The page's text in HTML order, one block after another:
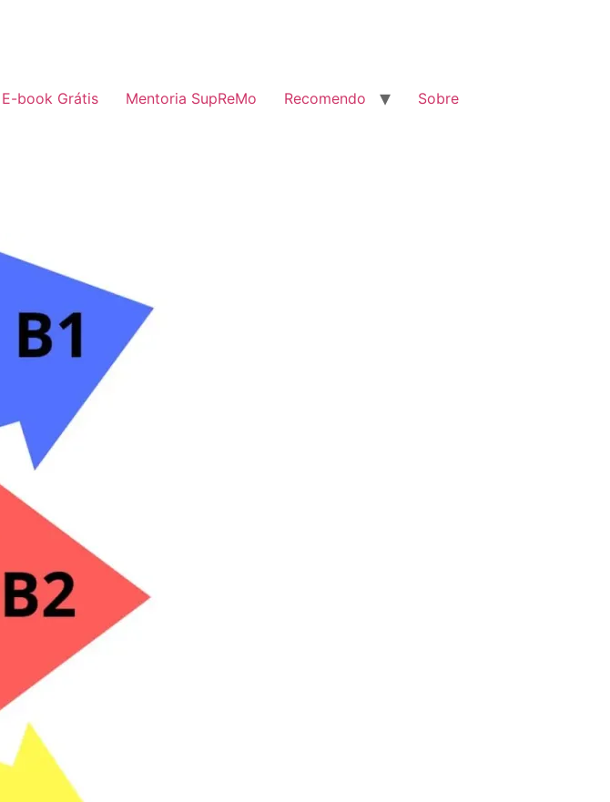
E-book Grátis Mentoria SupReMo Recomendo Sobre